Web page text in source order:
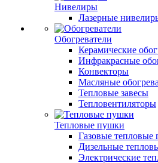
Нивелиры
Лазерные
Обогреватели
Керамические
Инфракрасные
Конвекторы
Масляные
Тепловые завесы
Тепловентиляторы
Тепловые пушки
Газовые тепловые
Дизельные
Электрические